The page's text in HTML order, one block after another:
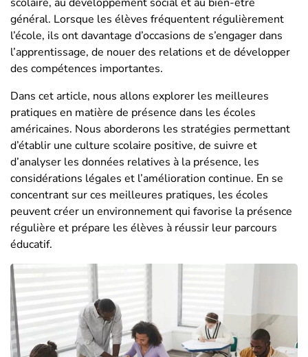
général. Lorsque les élèves fréquentent régulièrement
l’école, ils ont davantage d’occasions de s’engager dans
l’apprentissage, de nouer des relations et de développer
des compétences importantes.
Dans cet article, nous allons explorer les meilleures
pratiques en matière de présence dans les écoles
américaines. Nous aborderons les stratégies permettant
d’établir une culture scolaire positive, de suivre et
d’analyser les données relatives à la présence, les
considérations légales et l’amélioration continue. En se
concentrant sur ces meilleures pratiques, les écoles
peuvent créer un environnement qui favorise la présence
régulière et prépare les élèves à réussir leur parcours
éducatif.